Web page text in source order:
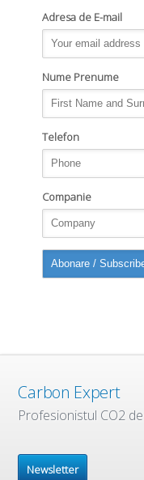
Adresa de E-mail
Nume Prenume
Telefon
Companie
Carbon Expert
Profesionistul CO2
Newsletter